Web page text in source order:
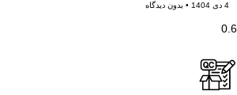
4 دی 1404 بدون دیدگاه